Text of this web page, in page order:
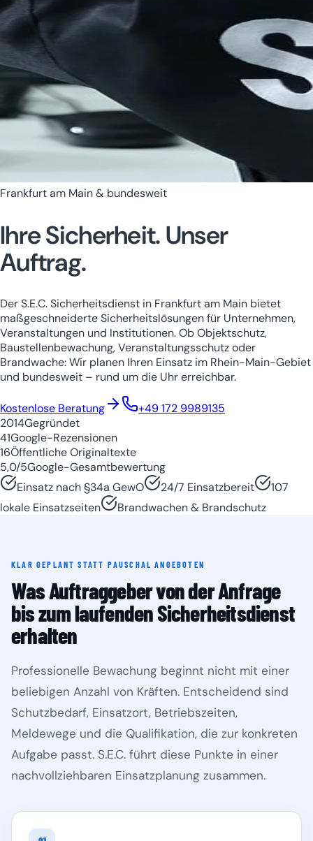
Bremen
Hessen
Frankfurt am Main & bundesweit
Ihre Sicherheit.Unser
Auftrag.
Der S.E.C. Sicherheitsdienst in Frankfurt am Main bietet
maßgeschneiderte Sicherheitslösungen für Unternehmen,
Veranstaltungen und Institutionen. Ob Objektschutz,
Baustellenbewachung, Veranstaltungsschutz oder
Brandwache: Wir planen Ihren Einsatz im Rhein-Main-Gebiet
und bundesweit – rund um die Uhr erreichbar.
Kostenlose Beratung
+49 172 9989135
2014Gegründet
41Google-Rezensionen
16Öffentliche Originaltexte
5,0/5Google-Gesamtbewertung
Einsatz nach §34a GewO
24/7 Einsatzbereit
107
lokale Einsatzseiten
Brandwachen & Brandschutz
KLAR GEPLANT STATT PAUSCHAL ANGEBOTEN
Was Auftraggeber von der Anfrage
bis zum laufenden Sicherheitsdienst
erhalten
Professionelle Bewachung beginnt nicht mit einer
beliebigen Anzahl von Kräften. Entscheidend sind
Schutzbedarf, Einsatzort, Betriebszeiten,
Meldewege und die Qualifikation, die zur konkreten
Aufgabe passt. S.E.C. führt diese Punkte in einer
nachvollziehbaren Einsatzplanung zusammen.